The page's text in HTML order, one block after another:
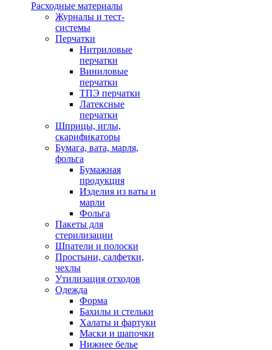
Расходные материалы
Журналы и тест-
системы
Перчатки
Нитриловые
перчатки
Виниловые
перчатки
ТПЭ перчатки
Латексные
перчатки
Шприцы, иглы,
скарификаторы
Бумага, вата, марля,
фольга
Бумажная
продукция
Изделия из ваты и
марли
Фольга
Пакеты для
стерилизации
Шпатели и полоски
Простыни, салфетки,
чехлы
Утилизация отходов
Одежда
Форма
Бахилы и стельки
Халаты и фартуки
Маски и шапочки
Нижнее белье